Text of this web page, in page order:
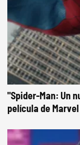
"Spider-Man: Un
película de